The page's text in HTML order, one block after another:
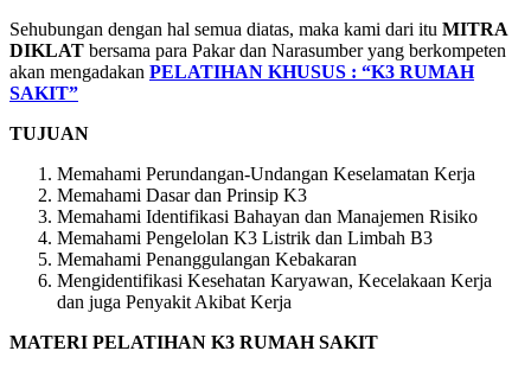
Sehubungan dengan hal semua diatas, maka kami dari itu MITRA
DIKLAT bersama para Pakar dan Narasumber yang berkompeten
akan mengadakan PELATIHAN KHUSUS : “K3 RUMAH
SAKIT”
TUJUAN
Memahami Perundangan-Undangan Keselamatan Kerja
Memahami Dasar dan Prinsip K3
Memahami Identifikasi Bahayan dan Manajemen Risiko
Memahami Pengelolan K3 Listrik dan Limbah B3
Memahami Penanggulangan Kebakaran
Mengidentifikasi Kesehatan Karyawan, Kecelakaan Kerja
dan juga Penyakit Akibat Kerja
MATERI PELATIHAN K3 RUMAH SAKIT